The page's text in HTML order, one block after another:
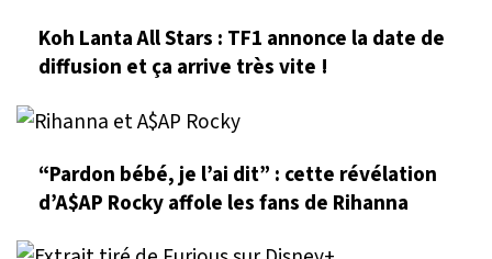
Koh Lanta All Stars : TF1 annonce la date de
diffusion et ça arrive très vite !
“Pardon bébé, je l’ai dit” : cette révélation
d’A$AP Rocky affole les fans de Rihanna